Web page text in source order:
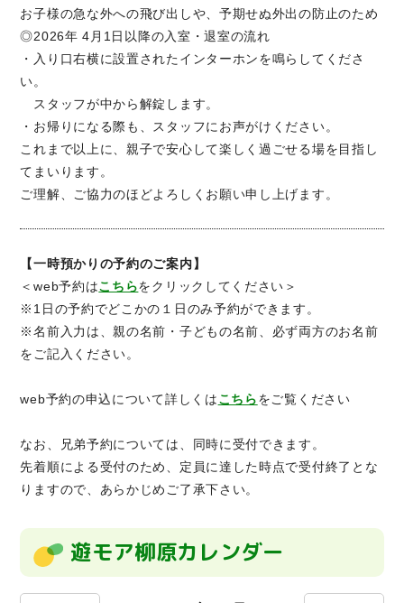
お子様の急な外への飛び出しや、予期せぬ外出の防止のため
◎2026年 4月1日以降の入室・退室の流れ
・入り口右横に設置されたインターホンを鳴らしてくださ
い。
スタッフが中から解錠します。
・お帰りになる際も、スタッフにお声がけください。
これまで以上に、親子で安心して楽しく過ごせる場を目指し
てまいります。
ご理解、ご協力のほどよろしくお願い申し上げます。
【一時預かりの予約のご案内】
＜web予約はこちらをクリックしてください＞
※1日の予約でどこかの１日のみ予約ができます。
※名前入力は、親の名前・子どもの名前、必ず両方のお名前
をご記入ください。
web予約の申込について詳しくはこちらをご覧ください
なお、兄弟予約については、同時に受付できます。
先着順による受付のため、定員に達した時点で受付終了とな
りますので、あらかじめご了承下さい。
遊モア柳原カレンダー